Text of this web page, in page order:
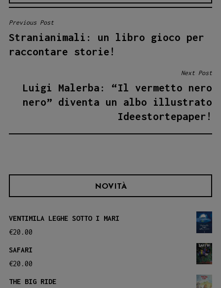
NAVIGAZIONE
ARTICOLI
Previous Post
Stranianimali: un libro gioco per
raccontare storie!
Next Post
Luigi Malerba: “Il vermetto nero
nero” diventa un albo illustrato
Ideestortepaper!
NOVITÀ
VENTIMILA LEGHE SOTTO I MARI
€20.00
SAFARI
€20.00
THE BIG RIDE